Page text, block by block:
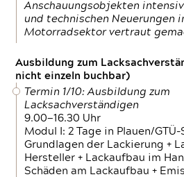
Anschauungsobjekten
und technischen Neuerungen
Motorradsektor vertraut
Ausbildung zum
nicht einzeln buchbar)
Termin 1/10: Ausbildung zum
Lacksachverständigen
9.00—16.30 Uhr
Modul I: 2 Tage in Plauen/
Grundlagen der Lackierung +
Hersteller + Lackaufbau im
Schäden am Lackaufbau +